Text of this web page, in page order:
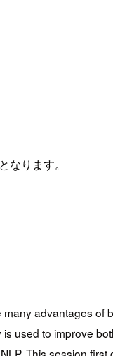
ります。
advantages
used to improve